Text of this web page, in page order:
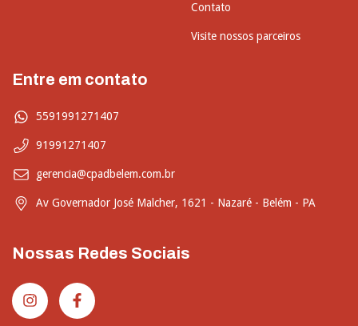
Contato
Visite nossos parceiros
Entre em contato
5591991271407
91991271407
gerencia@cpadbelem.com.br
Av Governador José Malcher, 1621 - Nazaré - Belém - PA
Nossas Redes Sociais